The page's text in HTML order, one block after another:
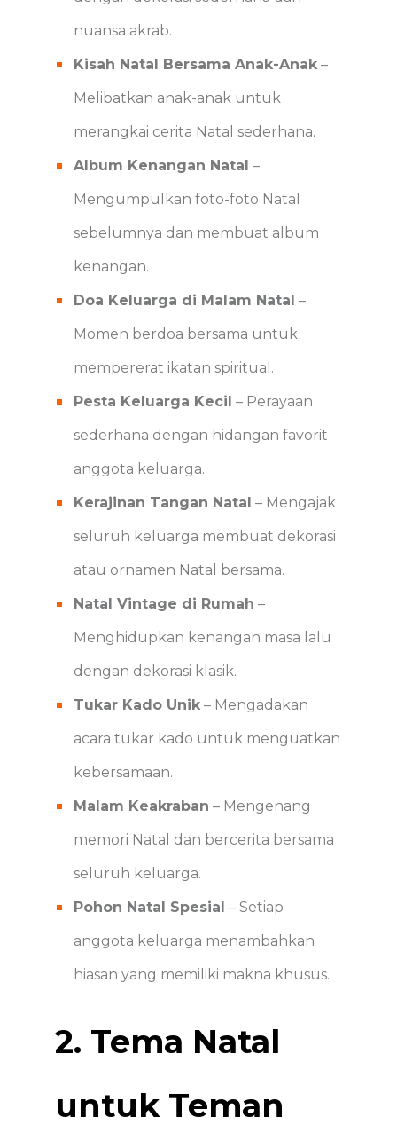
nuansa akrab.
Kisah Natal Bersama Anak-Anak –
Melibatkan anak-anak untuk
merangkai cerita Natal sederhana.
Album Kenangan Natal –
Mengumpulkan foto-foto Natal
sebelumnya dan membuat album
kenangan.
Doa Keluarga di Malam Natal –
Momen berdoa bersama untuk
mempererat ikatan spiritual.
Pesta Keluarga Kecil – Perayaan
sederhana dengan hidangan favorit
anggota keluarga.
Kerajinan Tangan Natal – Mengajak
seluruh keluarga membuat dekorasi
atau ornamen Natal bersama.
Natal Vintage di Rumah –
Menghidupkan kenangan masa lalu
dengan dekorasi klasik.
Tukar Kado Unik – Mengadakan
acara tukar kado untuk menguatkan
kebersamaan.
Malam Keakraban – Mengenang
memori Natal dan bercerita bersama
seluruh keluarga.
Pohon Natal Spesial – Setiap
anggota keluarga menambahkan
hiasan yang memiliki makna khusus.
2. Tema Natal
untuk Teman